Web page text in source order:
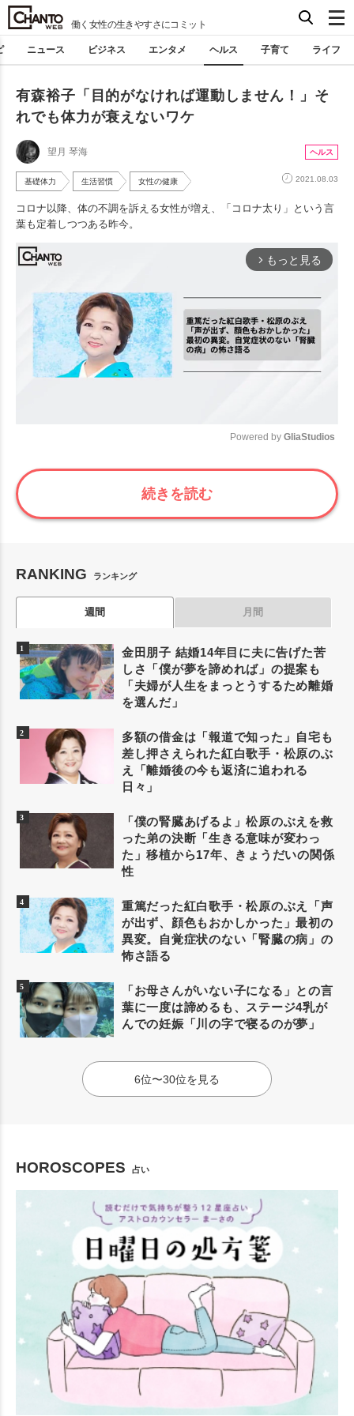
働く女性の生きやすさにコミット
ニュース ビジネス エンタメ ヘルス 子育て ライフ
有森裕子「目的がなければ運動しません！」そ
れでも体力が衰えないワケ
望月 琴海 ヘルス
基礎体力 生活習慣 女性の健康 2021.08.03
コロナ以降、体の不調を訴える女性が増え、「コロナ太り」という言
葉も定着しつつある昨今。
arrow_forward_ios もっと見る
Mute
Powered by GliaStudios
続きを読む
RANKING ランキング
週間 月間
金田朋子 結婚14年目に夫に告げた苦
しさ「僕が夢を諦めれば」の提案も
「夫婦が人生をまっとうするため離婚
を選んだ」
多額の借金は「報道で知った」自宅も
差し押さえられた紅白歌手・松原のぶ
え「離婚後の今も返済に追われる
日々」
「僕の腎臓あげるよ」松原のぶえを救
った弟の決断「生きる意味が変わっ
た」移植から17年、きょうだいの関係
性
重篤だった紅白歌手・松原のぶえ「声
が出ず、顔色もおかしかった」最初の
異変。自覚症状のない「腎臓の病」の
怖さ語る
「お母さんがいない子になる」との言
葉に一度は諦めるも、ステージ4乳が
んでの妊娠「川の字で寝るのが夢」
6位〜30位を見る
HOROSCOPES 占い